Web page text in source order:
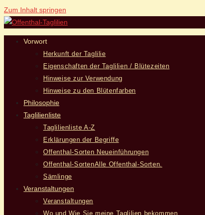
Zum Inhalt springen
Vorwort
Herkunft der Taglilie
Eigenschaften der Taglilien / Blütezeiten
Hinweise zur Verwendung
Hinweise zu den Blütenfarben
Philosophie
Taglilienliste
Taglilienliste A-Z
Erklärungen der Begriffe
Offenthal-Sorten Neueinführungen
Offenthal-SortenAlle Offenthal-Sorten.
Sämlinge
Veranstaltungen
Veranstaltungen
Wo und Wie Sie meine Taglilien bekommen